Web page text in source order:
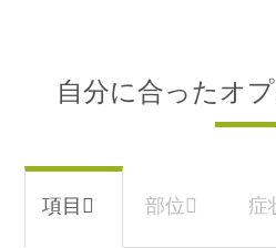
※消化管ガスや皮下脂肪の
※腹部エコー検査にて膵臓
自分に合ったオ